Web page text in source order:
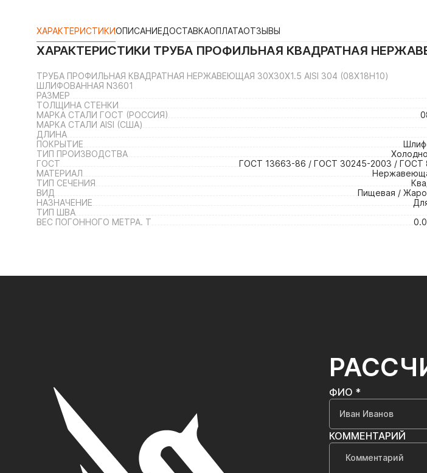
ХАРАКТЕРИСТИКИОПИСАНИЕДОСТАВКАОПЛАТАОТЗЫВЫ
ХАРАКТЕРИСТИКИ ТРУБА ПРОФИЛЬНАЯ КВАДРАТНАЯ
ТРУБА ПРОФИЛЬНАЯ КВАДРАТНАЯ НЕРЖАВЕЮЩАЯ 30Х30Х1.5 AISI 304 (08Х18Н10)
ШЛИФОВАННАЯ N3601
РАЗМЕР
ТОЛЩИНА СТЕНКИ
МАРКА СТАЛИ ГОСТ (РОССИЯ)
МАРКА СТАЛИ AISI (США)
ДЛИНА
ПОКРЫТИЕ
ТИП ПРОИЗВОДСТВА
ГОСТ
ГОСТ 13663-86 / ГОСТ 30245-2003 / ГОСТ
МАТЕРИАЛ
ТИП СЕЧЕНИЯ
ВИД
Пищевая /
НАЗНАЧЕНИЕ
ТИП ШВА
ВЕС ПОГОННОГО МЕТРА. Т
ФИО *
КОММЕНТАРИЙ